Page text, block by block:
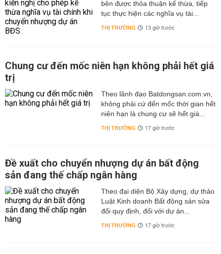
bên được thỏa thuận kế thừa, tiếp
tục thực hiện các nghĩa vụ tài...
THỊ TRƯỜNG 13 giờ trước
Chung cư đến mốc niên hạn không phải hết giá
trị
Theo lãnh đạo Batdongsan.com.vn,
không phải cứ đến mốc thời gian hết
niên hạn là chung cư sẽ hết giá...
THỊ TRƯỜNG 17 giờ trước
Đề xuất cho chuyển nhượng dự án bất động
sản đang thế chấp ngân hàng
Theo đại diện Bộ Xây dựng, dự thảo
Luật Kinh doanh Bất động sản sửa
đổi quy định, đối với dự án...
THỊ TRƯỜNG 17 giờ trước